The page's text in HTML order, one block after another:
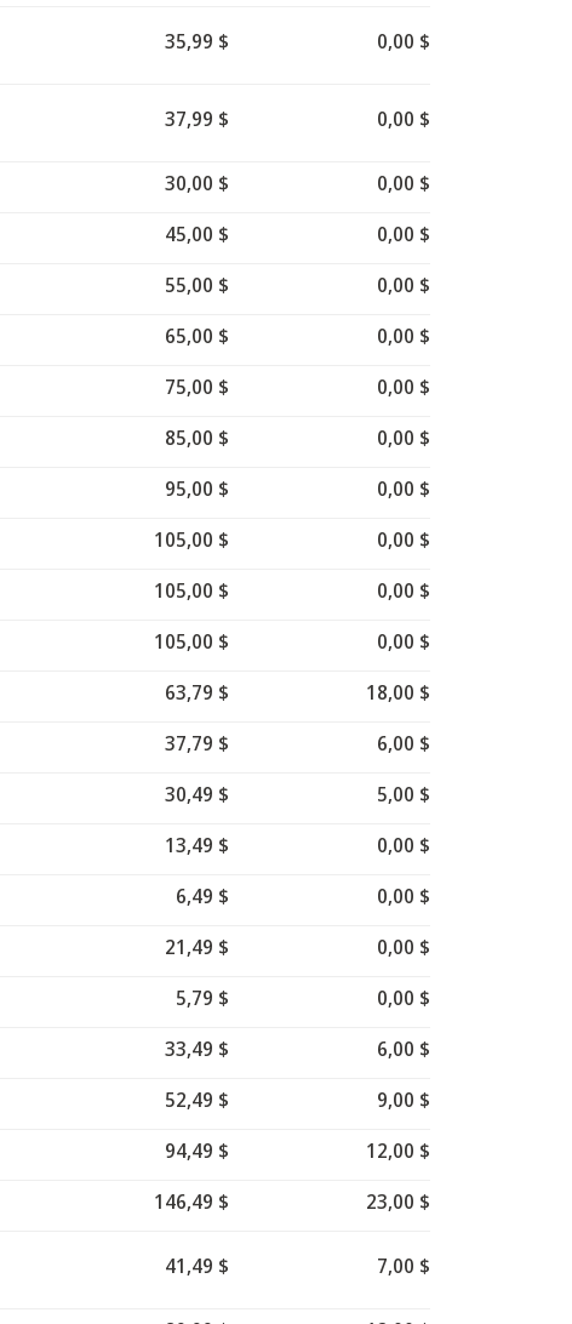
35,99 $ 0,00 $
37,99 $ 0,00 $
30,00 $
0,00 $
45,00 $
0,00 $
55,00 $
0,00 $
65,00 $
0,00 $
75,00 $
0,00 $
85,00 $
0,00 $
95,00 $
0,00 $
105,00 $
0,00 $
105,00 $
0,00 $
105,00 $
0,00 $
63,79 $
18,00 $
37,79 $
6,00 $
30,49 $
5,00 $
13,49 $
0,00 $
6,49 $
0,00 $
21,49 $
0,00 $
5,79 $
0,00 $
33,49 $
6,00 $
52,49 $
9,00 $
94,49 $
12,00 $
146,49 $
23,00 $
41,49 $ 7,00 $